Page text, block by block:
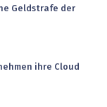
Geldstrafe der
ihre Cloud